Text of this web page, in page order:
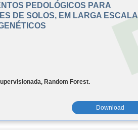
PEDOLÓGICOS PARA
DE SOLOS, EM LARGA ESCALA
Random Forest.
Download